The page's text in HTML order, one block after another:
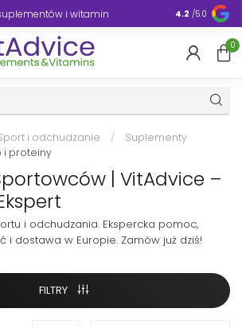
i witamin 4.2 /5.0
0
i odchudzanie /
Suplementy
i proteiny
| VitAdvice –
i odchudzania. Ekspercka pomoc,
i dostawa w Europie. Zamów już dziś!
FILTRY